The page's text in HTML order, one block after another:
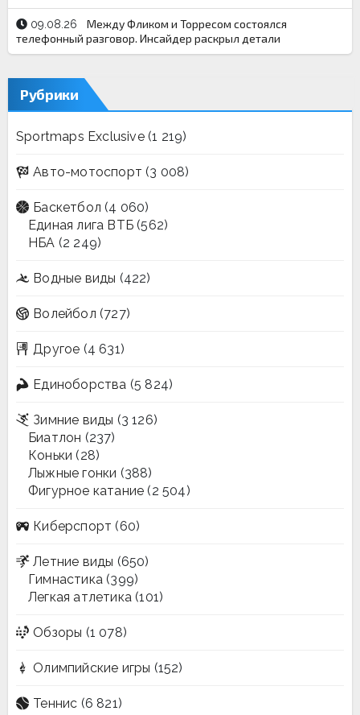
09.08.26
Между Фликом и Торресом состоялся
телефонный разговор. Инсайдер раскрыл детали
Рубрики
Sportmaps Exclusive(1 219)
Авто-мотоспорт (3 008)
Баскетбол (4 060)
Единая лига ВТБ (562)
НБА (2 249)
Водные виды (422)
Волейбол (727)
Другое (4 631)
Единоборства (5 824)
Зимние виды (3 126)
Биатлон (237)
Коньки (28)
Лыжные гонки (388)
Фигурное катание (2 504)
Киберспорт (60)
Летние виды (650)
Гимнастика (399)
Легкая атлетика (101)
Обзоры (1 078)
Олимпийские игры (152)
Теннис (6 821)